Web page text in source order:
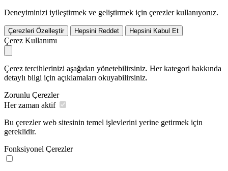
Deneyiminizi iyileştirmek ve geliştirmek için çerezler kullanıyoruz.
Çerezleri Özelleştir Hepsini Reddet Hepsini Kabul Et
Çerez Kullanımı
Çerez tercihlerinizi aşağıdan yönetebilirsiniz. Her kategori hakkında
detaylı bilgi için açıklamaları okuyabilirsiniz.
Zorunlu Çerezler
Her zaman aktif
Bu çerezler web sitesinin temel işlevlerini yerine getirmek için
gereklidir.
Fonksiyonel Çerezler